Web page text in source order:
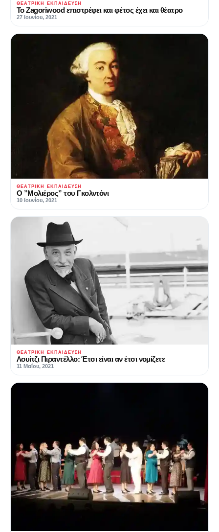
ΘΕΑΤΡΙΚΉ ΕΚΠΑΊΔΕΥΣΗ
Το Zagoriwood επιστρέφει και φέτος έχει και θέατρο
27 Ιουνίου, 2021
ΘΕΑΤΡΙΚΉ ΕΚΠΑΊΔΕΥΣΗ
O ”Μολιέρος” του Γκολντόνι
10 Ιουνίου, 2021
ΘΕΑΤΡΙΚΉ ΕΚΠΑΊΔΕΥΣΗ
Λουίτζι Πιραντέλλο: Έτσι είναι αν έτσι νομίζετε
11 Μαΐου, 2021